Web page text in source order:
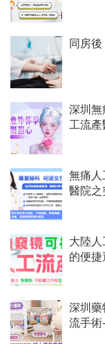
同房
深圳無
工流產
無痛人
醫院之
大陸
的便捷
深圳藥
流手術